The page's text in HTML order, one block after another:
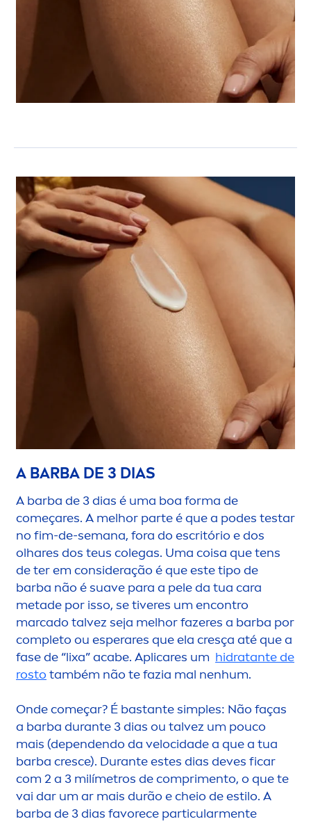
A BARBA DE 3 DIAS
A barba de 3 dias é uma boa forma de
começares. A melhor parte é que a podes testar
no fim-de-semana, fora do escritório e dos
olhares dos teus colegas. Uma coisa que tens
de ter em consideração é que este tipo de
barba não é suave para a pele da tua cara
metade por isso, se tiveres um encontro
marcado talvez seja melhor fazeres a barba por
completo ou esperares que ela cresça até que a
fase de “lixa” acabe. Aplicares um hidratante de
rosto também não te fazia mal nenhum.
Onde começar? É bastante simples: Não faças
a barba durante 3 dias ou talvez um pouco
mais (dependendo da velocidade a que a tua
barba cresce). Durante estes dias deves ficar
com 2 a 3 milímetros de comprimento, o que te
vai dar um ar mais durão e cheio de estilo. A
barba de 3 dias favorece particularmente